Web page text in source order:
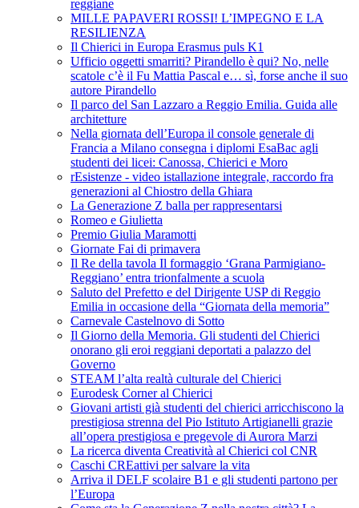
reggiane
MILLE PAPAVERI ROSSI! L’IMPEGNO E LA
RESILIENZA
Il Chierici in Europa Erasmus puls K1
Ufficio oggetti smarriti? Pirandello è qui? No, nelle
scatole c’è il Fu Mattia Pascal e… sì, forse anche il suo
autore Pirandello
Il parco del San Lazzaro a Reggio Emilia. Guida alle
architetture
Nella giornata dell’Europa il console generale di
Francia a Milano consegna i diplomi EsaBac agli
studenti dei licei: Canossa, Chierici e Moro
rEsistenze - video istallazione integrale, raccordo fra
generazioni al Chiostro della Ghiara
La Generazione Z balla per rappresentarsi
Romeo e Giulietta
Premio Giulia Maramotti
Giornate Fai di primavera
Il Re della tavola Il formaggio ‘Grana Parmigiano-
Reggiano’ entra trionfalmente a scuola
Saluto del Prefetto e del Dirigente USP di Reggio
Emilia in occasione della “Giornata della memoria”
Carnevale Castelnovo di Sotto
Il Giorno della Memoria. Gli studenti del Chierici
onorano gli eroi reggiani deportati a palazzo del
Governo
STEAM l’alta realtà culturale del Chierici
Eurodesk Corner al Chierici
Giovani artisti già studenti del chierici arricchiscono la
prestigiosa strenna del Pio Istituto Artigianelli grazie
all’opera prestigiosa e pregevole di Aurora Marzi
La ricerca diventa Creatività al Chierici col CNR
Caschi CREattivi per salvare la vita
Arriva il DELF scolaire B1 e gli studenti partono per
l’Europa